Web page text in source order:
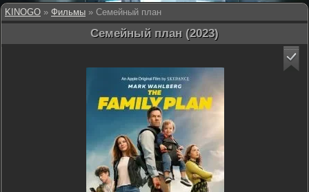
KINOGO » Фильмы » Семейный план
Семейный план (2023)